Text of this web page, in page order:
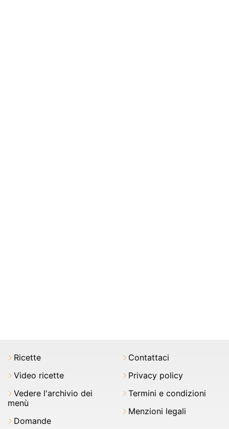
Ricette
Video ricette
Vedere l'archivio dei
menù
Domande
Contattaci
Privacy policy
Termini e condizioni
Menzioni legali